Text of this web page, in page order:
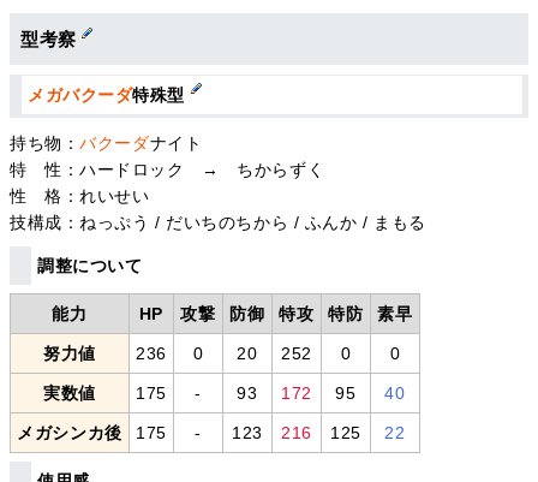
型考察
メガバクーダ特殊型
持ち物：バクーダナイト
特 性：ハードロック → ちからずく
性 格：れいせい
技構成：ねっぷう / だいちのちから / ふんか / まもる
調整について
能力 HP 攻撃 防御 特攻 特防 素早
努力値 236 0 20 252 0 0
実数値 175 - 93 172 95 40
メガシンカ後 175 - 123 216 125 22